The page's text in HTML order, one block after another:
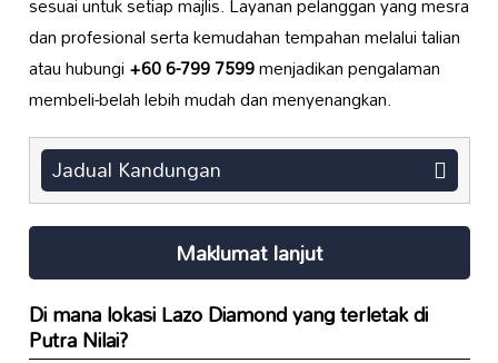
dan profesional serta kemudahan tempahan melalui talian
atau hubungi+60 6-799 7599menjadikan pengalaman
membeli-belah lebih mudah dan menyenangkan.
Jadual Kandungan
Maklumat lanjut
Di mana lokasiLazo Diamondyang terletak di
Putra Nilai?